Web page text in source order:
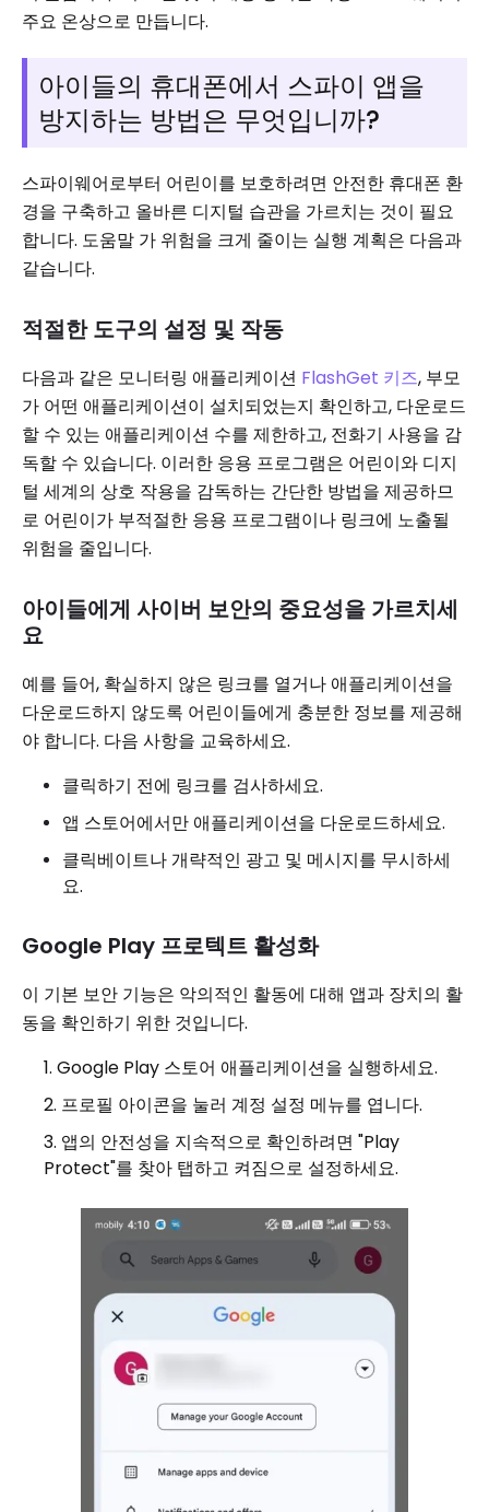
주요 온상으로 만듭니다.
아이들의 휴대폰에서 스파이 앱을
방지하는 방법은 무엇입니까?
스파이웨어로부터 어린이를 보호하려면 안전한 휴대폰 환
경을 구축하고 올바른 디지털 습관을 가르치는 것이 필요
합니다. 도움말 가 위험을 크게 줄이는 실행 계획은 다음과
같습니다.
적절한 도구의 설정 및 작동
다음과 같은 모니터링 애플리케이션 FlashGet 키즈, 부모
가 어떤 애플리케이션이 설치되었는지 확인하고, 다운로드
할 수 있는 애플리케이션 수를 제한하고, 전화기 사용을 감
독할 수 있습니다. 이러한 응용 프로그램은 어린이와 디지
털 세계의 상호 작용을 감독하는 간단한 방법을 제공하므
로 어린이가 부적절한 응용 프로그램이나 링크에 노출될
위험을 줄입니다.
아이들에게 사이버 보안의 중요성을 가르치세
요
예를 들어, 확실하지 않은 링크를 열거나 애플리케이션을
다운로드하지 않도록 어린이들에게 충분한 정보를 제공해
야 합니다. 다음 사항을 교육하세요.
클릭하기 전에 링크를 검사하세요.
앱 스토어에서만 애플리케이션을 다운로드하세요.
클릭베이트나 개략적인 광고 및 메시지를 무시하세
요.
Google Play 프로텍트 활성화
이 기본 보안 기능은 악의적인 활동에 대해 앱과 장치의 활
동을 확인하기 위한 것입니다.
Google Play 스토어 애플리케이션을 실행하세요.
프로필 아이콘을 눌러 계정 설정 메뉴를 엽니다.
앱의 안전성을 지속적으로 확인하려면 "Play
Protect"를 찾아 탭하고 켜짐으로 설정하세요.